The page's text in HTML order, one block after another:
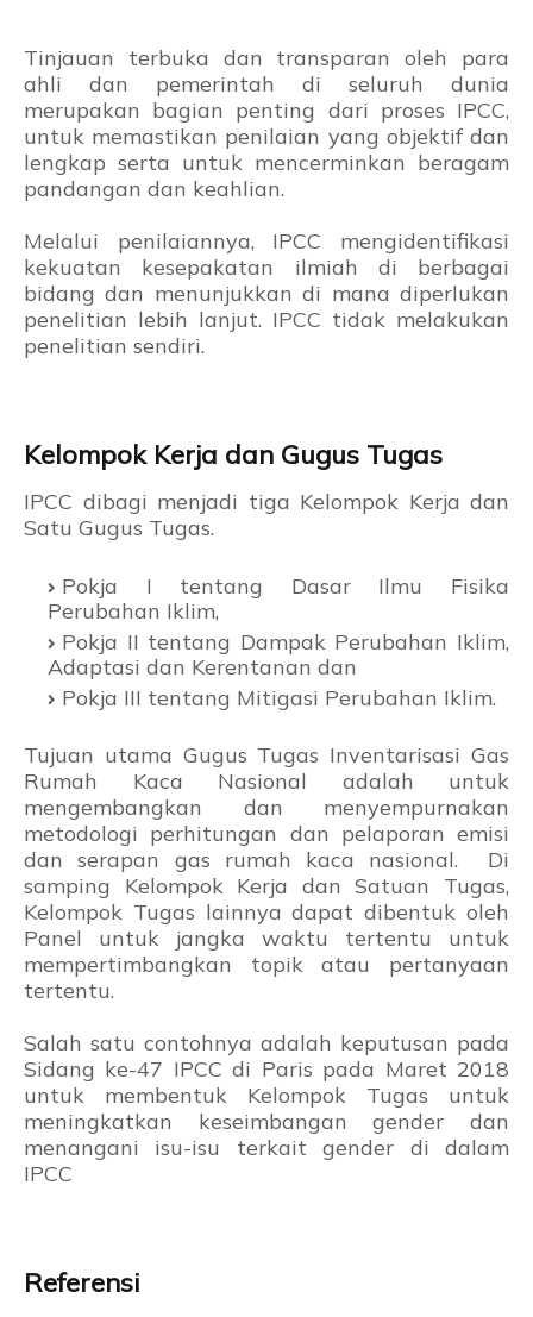
Tinjauan terbuka dan transparan oleh para
ahli dan pemerintah di seluruh dunia
merupakan bagian penting dari proses IPCC,
untuk memastikan penilaian yang objektif dan
lengkap serta untuk mencerminkan beragam
pandangan dan keahlian.
Melalui penilaiannya, IPCC mengidentifikasi
kekuatan kesepakatan ilmiah di berbagai
bidang dan menunjukkan di mana diperlukan
penelitian lebih lanjut. IPCC tidak melakukan
penelitian sendiri.
Kelompok Kerja dan Gugus Tugas
IPCC dibagi menjadi tiga Kelompok Kerja dan
Satu Gugus Tugas.
Pokja I tentang Dasar Ilmu Fisika
Perubahan Iklim,
Pokja II tentang Dampak Perubahan Iklim,
Adaptasi dan Kerentanan dan
Pokja III tentang Mitigasi Perubahan Iklim.
Tujuan utama Gugus Tugas Inventarisasi Gas
Rumah Kaca Nasional adalah untuk
mengembangkan dan menyempurnakan
metodologi perhitungan dan pelaporan emisi
dan serapan gas rumah kaca nasional. Di
samping Kelompok Kerja dan Satuan Tugas,
Kelompok Tugas lainnya dapat dibentuk oleh
Panel untuk jangka waktu tertentu untuk
mempertimbangkan topik atau pertanyaan
tertentu.
Salah satu contohnya adalah keputusan pada
Sidang ke-47 IPCC di Paris pada Maret 2018
untuk membentuk Kelompok Tugas untuk
meningkatkan keseimbangan gender dan
menangani isu-isu terkait gender di dalam
IPCC
Referensi